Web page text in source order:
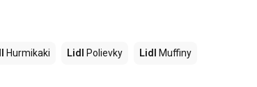
Hurmikaki Lidl Polievky Lidl Muffiny